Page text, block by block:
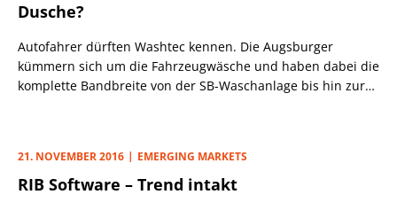
Dusche?
Autofahrer dürften Washtec kennen. Die Augsburger
kümmern sich um die Fahrzeugwäsche und haben dabei die
komplette Bandbreite von der SB-Waschanlage bis hin zur
Wasseraufbereitungsanlagen ebenfalls eine bedeutende
Rolle. Innovative Konzepte stehen bei dem SDAX-Konzern,
21. NOVEMBER 2016 EMERGING MARKETS
RIB Software – Trend intakt